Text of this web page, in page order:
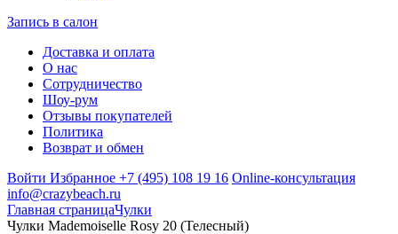
Запись в салон
Доставка и оплата
О нас
Сотрудничество
Шоу-рум
Отзывы покупателей
Политика
Возврат и обмен
Войти Избранное +7 (495) 108 19 16 Online-консультация
info@crazybeach.ru
Главная страницаЧулки
Чулки Mademoiselle Rosy 20 (Телесный)